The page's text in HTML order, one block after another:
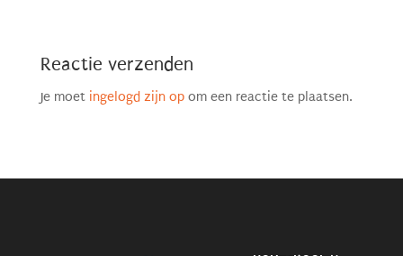
Reactie verzenden
Je moet ingelogd zijn opom een reactie te plaatsen.